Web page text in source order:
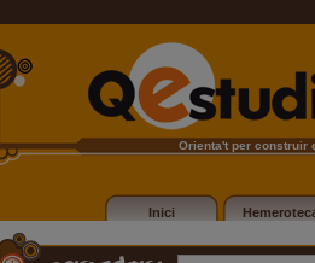
Orienta't per construir
Inici